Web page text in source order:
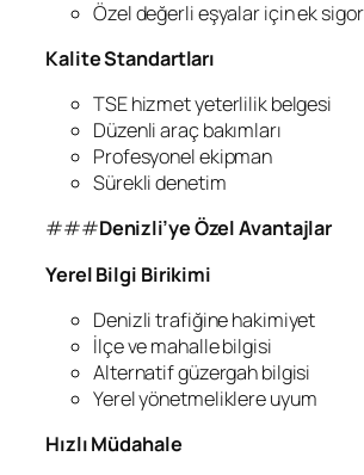
Özel değerli eşyalar için ek
Kalite Standartları
TSE hizmet yeterlilik belgesi
Düzenli araç bakımları
Profesyonel ekipman
Sürekli denetim
###Denizli’ye Özel Avantajlar
Yerel Bilgi Birikimi
Denizli trafiğine hakimiyet
İlçe ve mahalle bilgisi
Alternatif güzergah bilgisi
Yerel yönetmeliklere uyum
Hızlı Müdahale